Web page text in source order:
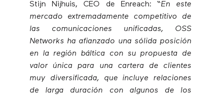
Stijn Nijhuis, CEO de Enreach: “En este
mercado extremadamente competitivo de
las comunicaciones unificadas, OSS
Networks ha afianzado una sólida posición
en la región báltica con su propuesta de
valor única para una cartera de clientes
muy diversificada, que incluye relaciones
de larga duración con algunos de los